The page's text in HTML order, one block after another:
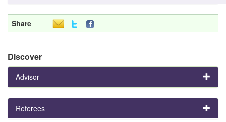
Share
Discover
Advisor
Referees